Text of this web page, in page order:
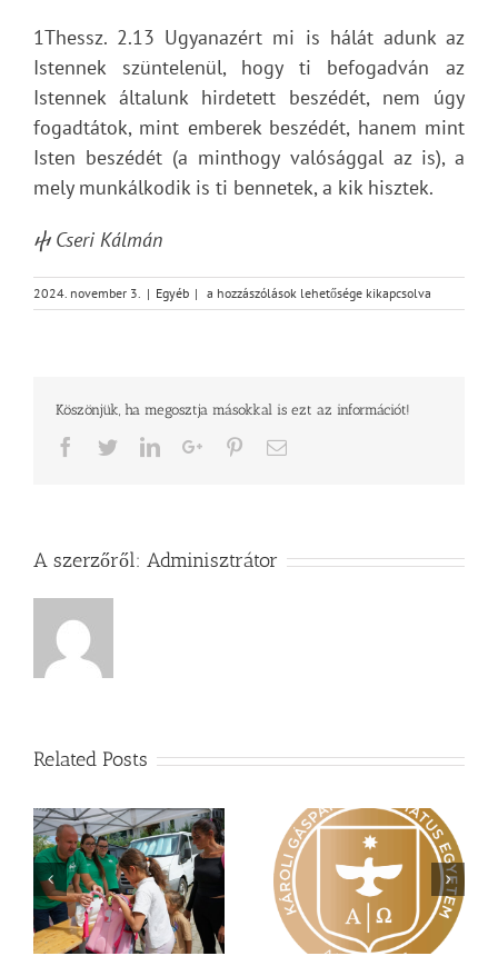
1Thessz. 2.13 Ugyanazért mi is hálát adunk az
Istennek szüntelenül, hogy ti befogadván az
Istennek általunk hirdetett beszédét, nem úgy
fogadtátok, mint emberek beszédét, hanem mint
Isten beszédét (a minthogy valósággal az is), a
mely munkálkodik is ti bennetek, a kik hisztek.
ⴕ Cseri Kálmán
2024. november 3. | Egyéb | Az
ige
a hozzászólások lehetősége kikapcsolva
Köszönjük, ha megosztja másokkal is ezt az információt!
Facebook
TwitterLinkedInGoogle+PinterestEmail
A szerzőről: Adminisztrátor
Related Posts
Nagy érdeklődés övezi
a Károli képzéseit
Vasárnapi üzenet –
Zsoltárok 149